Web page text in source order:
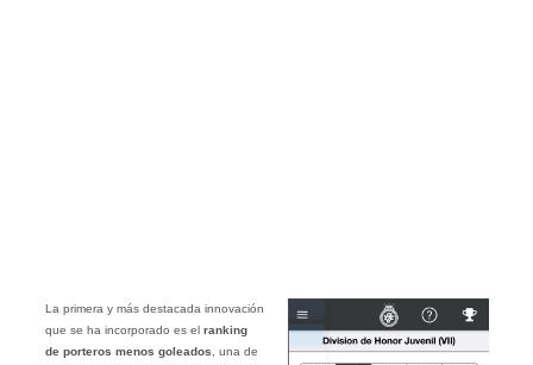
La primera y más destacada innovación
que se ha incorporado es el ranking
de porteros menos goleados , una de